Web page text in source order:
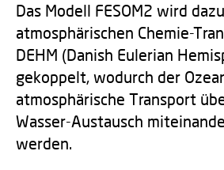
Das Modell FESOM2 wird
atmosphärischen Chemie-
DEHM (Danish Eulerian
gekoppelt, wodurch der
atmosphärische Transport
Wasser-Austausch
werden.